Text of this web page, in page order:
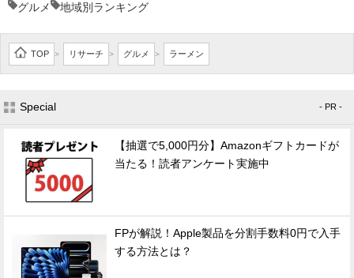
グルメ 地域別ランキング
TOP > リサーチ > グルメ > ラーメン
Special - PR -
【抽選で5,000円分】Amazonギフトカードが
当たる！読者アンケート実施中
FPが解説！Apple製品を分割手数料0円で入手
する方法とは？